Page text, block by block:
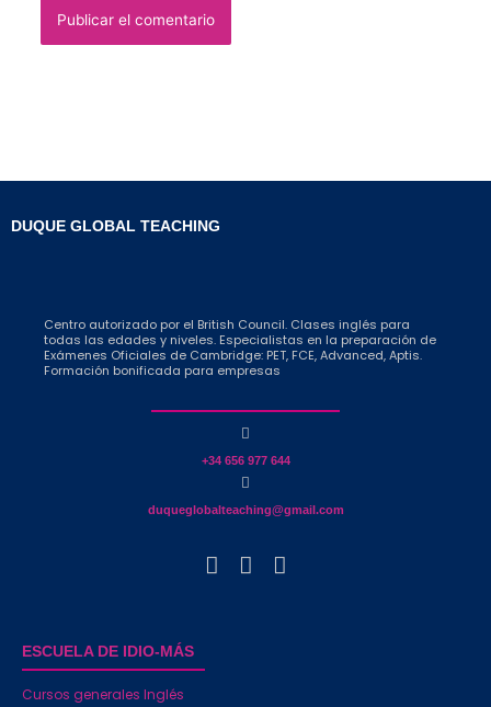
DUQUE GLOBAL TEACHING
Centro autorizado por el British Council. Clases inglés para
todas las edades y niveles. Especialistas en la preparación de
Exámenes Oficiales de Cambridge: PET, FCE, Advanced, Aptis.
Formación bonificada para empresas
+34 656 977 644
duqueglobalteaching@gmail.com
ESCUELA DE IDIO-MÁS
Cursos generales Inglés